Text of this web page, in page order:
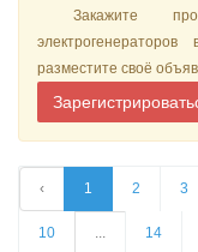
Закажите
разместите своё
‹ 1 2 3
10 14